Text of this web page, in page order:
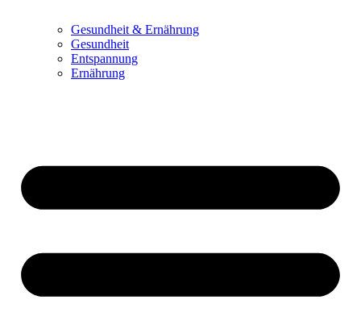
Gesundheit & Ernährung
Gesundheit
Entspannung
Ernährung